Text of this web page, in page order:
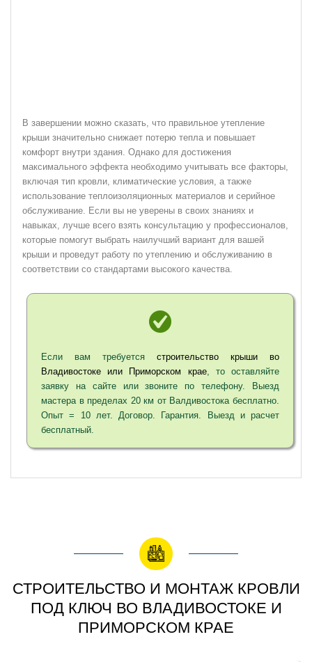
В завершении можно сказать, что правильное утепление
крыши значительно снижает потерю тепла и повышает
комфорт внутри здания. Однако для достижения
максимального эффекта необходимо учитывать все факторы,
включая тип кровли, климатические условия, а также
использование теплоизоляционных материалов и серийное
обслуживание. Если вы не уверены в своих знаниях и
навыках, лучше всего взять консультацию у профессионалов,
которые помогут выбрать наилучший вариант для вашей
крыши и проведут работу по утеплению и обслуживанию в
соответствии со стандартами высокого качества.
Если вам требуется строительство крыши во
Владивостоке или Приморском крае, то оставляйте
заявку на сайте или звоните по телефону. Выезд
мастера в пределах 20 км от Валдивостока бесплатно.
Опыт = 10 лет. Договор. Гарантия. Выезд и расчет
бесплатный.
СТРОИТЕЛЬСТВО И МОНТАЖ КРОВЛИ
ПОД КЛЮЧ ВО ВЛАДИВОСТОКЕ И
ПРИМОРСКОМ КРАЕ